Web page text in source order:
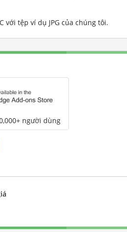
với tệp ví dụ JPG của chúng tôi.
người dùng